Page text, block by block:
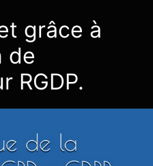
grâce à
de
RGDP.